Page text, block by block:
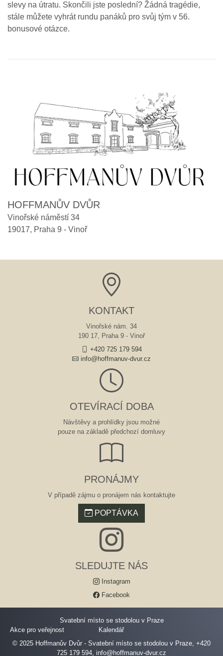
slevy na útratu. Skončili jste poslední? Žádná tragédie,
stále můžete vyhrát rundu panáků pro svůj tým v 56.
bonusové otázce.
HOFFMANŮV DVŮR
Vinořské náměstí 34
19017, Praha 9 - Vinoř
KONTAKT
Vinořské nám. 34
190 17, Praha 9 - Vinoř
+420 725 179 594
info@hoffmanuv-dvur.cz
OTEVÍRACÍ DOBA
Návštěvy a prohlídky jsou možné
pouze na základě předchozí domluvy
PRONÁJMY
V případě zájmu o pronájem nás kontaktujte
POPTÁVKA
SLEDUJTE NÁS
Instagram
Facebook
Svatební místo se stodolou v Praze
Akce pro veřejnost
Kalendář
© 2025 Hoffmanův Dvůr - Svatební místo se stodolou v Praze, +420
725 179 594, info@hoffmanuv-dvur.cz